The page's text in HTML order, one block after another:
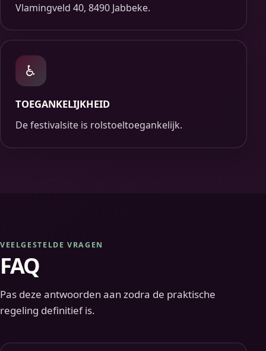
Vlamingveld 40, 8490 Jabbeke.
♿
TOEGANKELIJKHEID
De festivalsite is rolstoeltoegankelijk.
VEELGESTELDE VRAGEN
FAQ
Pas deze antwoorden aan zodra de praktische
regeling definitief is.